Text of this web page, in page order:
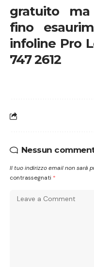
gratuito
fino
infoline Pro
747 2612
Nessun
Il tuo indirizzo email non sarà
contrassegnati *